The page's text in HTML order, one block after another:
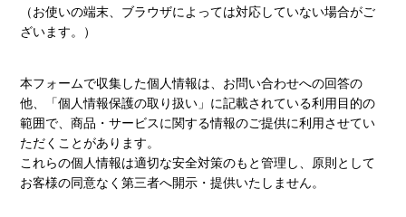
（お使いの端末、ブラウザによっては対応していない場合がご
ざいます。）
本フォームで収集した個人情報は、お問い合わせへの回答の
他、「個人情報保護の取り扱い」に記載されている利用目的の
範囲で、商品・サービスに関する情報のご提供に利用させてい
ただくことがあります。
これらの個人情報は適切な安全対策のもと管理し、原則として
お客様の同意なく第三者へ開示・提供いたしません。